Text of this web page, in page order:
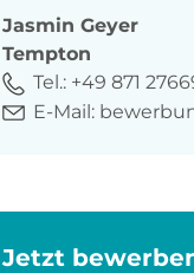
Jasmin Geyer
Tempton
Tel.: +49 871
E-Mail:
Jetzt